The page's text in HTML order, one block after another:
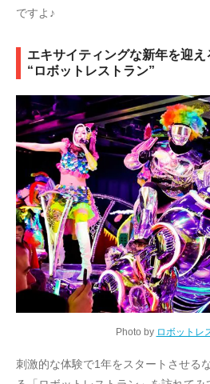
ですよ♪
エキサイティングな新年を迎え
“ロボットレストラン”
Photo by ロボットレ
刺激的な体験で1年をスタートさせる